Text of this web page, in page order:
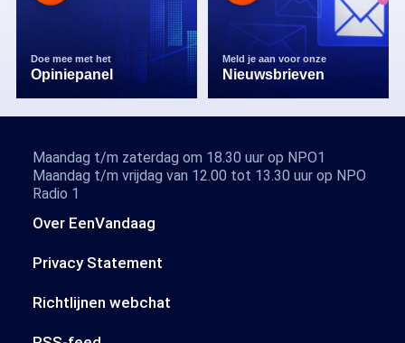
Doe mee met het
Opiniepanel
Meld je aan voor onze
Nieuwsbrieven
Over EenVandaag
Privacy Statement
Richtlijnen webchat
Maandag t/m zaterdag om 18.30 uur op NPO1
Maandag t/m vrijdag van 12.00 tot 13.30 uur op NPO
Radio 1